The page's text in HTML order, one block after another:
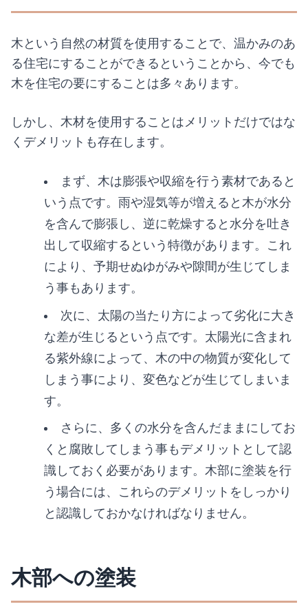
木という自然の材質を使用することで、温かみのあ
る住宅にすることができるということから、今でも
木を住宅の要にすることは多々あります。
しかし、木材を使用することはメリットだけではな
くデメリットも存在します。
まず、木は膨張や収縮を行う素材であると
いう点です。雨や湿気等が増えると木が水分
を含んで膨張し、逆に乾燥すると水分を吐き
出して収縮するという特徴があります。これ
により、予期せぬゆがみや隙間が生じてしま
う事もあります。
次に、太陽の当たり方によって劣化に大き
な差が生じるという点です。太陽光に含まれ
る紫外線によって、木の中の物質が変化して
しまう事により、変色などが生じてしまいま
す。
さらに、多くの水分を含んだままにしてお
くと腐敗してしまう事もデメリットとして認
識しておく必要があります。木部に塗装を行
う場合には、これらのデメリットをしっかり
と認識しておかなければなりません。
木部への塗装